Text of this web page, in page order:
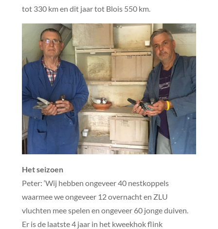
tot 330 km en dit jaar tot Blois 550 km.
Het seizoen
Peter: ‘Wij hebben ongeveer 40 nestkoppels
waarmee we ongeveer 12 overnacht en ZLU
vluchten mee spelen en ongeveer 60 jonge duiven.
Er is de laatste 4 jaar in het kweekhok flink